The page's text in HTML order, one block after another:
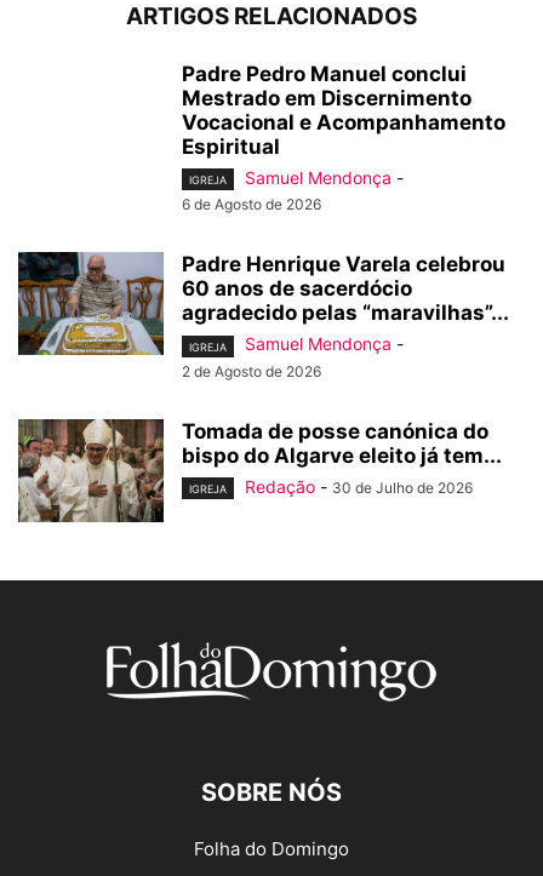
ARTIGOS RELACIONADOS
Padre Pedro Manuel conclui
Mestrado em Discernimento
Vocacional e Acompanhamento
Espiritual
IGREJA Samuel Mendonça -
6 de Agosto de 2026
Padre Henrique Varela celebrou
60 anos de sacerdócio
agradecido pelas “maravilhas”...
IGREJA Samuel Mendonça -
2 de Agosto de 2026
Tomada de posse canónica do
bispo do Algarve eleito já tem...
IGREJA Redação - 30 de Julho de 2026
SOBRE NÓS
Folha do Domingo